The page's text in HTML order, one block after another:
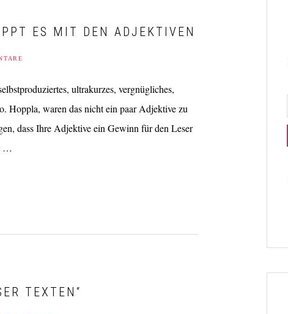
ES MIT DEN ADJEKTIVEN
ultrakurzes, vergnügliches,
Hoppla, waren das nicht ein paar Adjektive zu
dass Ihre Adjektive ein Gewinn für den Leser
…
TEXTEN“